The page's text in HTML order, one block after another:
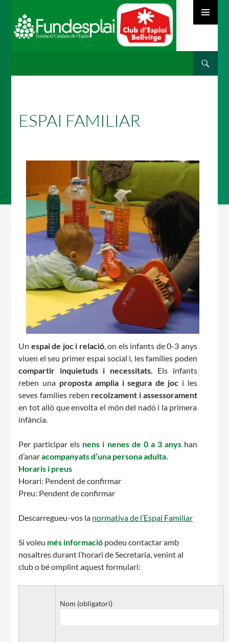
ESPAI FAMILIAR
Un espai de joc i relació, on els infants de 0-3 anys
viuen el seu primer espai social i, les famílies poden
compartir inquietuds i necessitats. Els infants
reben una proposta amplia i segura de joc i les
seves famílies reben recolzament i assessorament
en tot allò que envolta el món del nadó i la primera
infància.
Per participar els nens i nenes de 0 a 3 anyshan
d’anaracompanyats d’una persona adulta.
Horaris i preus
Horari: Pendent de confirmar
Preu: Pendent de confirmar
Descarregueu-vos la normativa de l’Espai Familiar
Si voleu més informació podeu contactar amb
nosaltres durant l’horari de Secretaria, venint al
club o bé omplint aquest formulari:
Nom (obligatori)
MÓN ESCOLAR
ALBERG CENTRE ESPLAI
FORMACIÓ
CASES DE COLÒNIES
ACCIÓ SOCIAL I JOVES
ESPLAIS
SUPORT TERCER SECTOR
La Fundació